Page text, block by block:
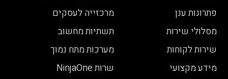
פתרונות ענן
מסלולי שירות
שירות לקוחות
מידע מקצועי
מרכזייה לעסקים
תשתיות מחשוב
מערכות מתח נמוך
שרות NinjaOne